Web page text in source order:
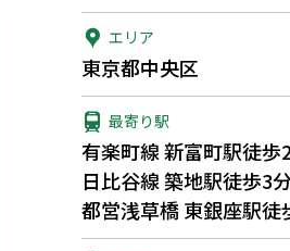
エリア
東京都中央区
最寄り駅
有楽町線 新富町駅徒歩
日比谷線 築地駅徒歩3
都営浅草橋 東銀座駅徒